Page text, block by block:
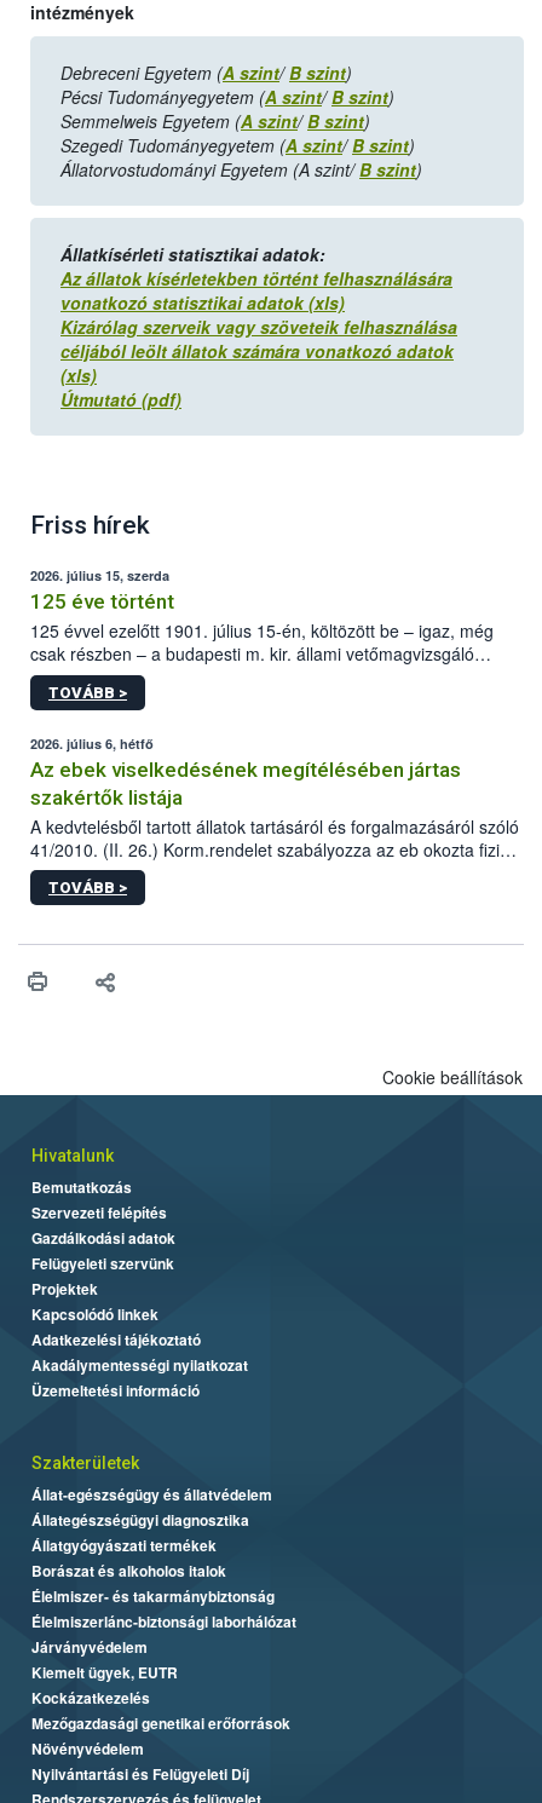
intézmények
Debreceni Egyetem (A szint/B szint)
Pécsi Tudományegyetem (A szint/B szint)
Semmelweis Egyetem (A szint/B szint)
Szegedi Tudományegyetem (A szint/B szint)
Állatorvostudományi Egyetem (A szint/B szint)
Állatkísérleti statisztikai adatok:
Az állatok kísérletekben történt felhasználására
vonatkozó statisztikai adatok (xls)
Kizárólag szerveik vagy szöveteik felhasználása
céljábólleölt állatokszámára vonatkozó adatok
(xls)
Útmutató (pdf)
Friss hírek
2026. július 15, szerda
125 éve történt
125 évvel ezelőtt 1901. július 15-én, költözött be – igaz, még
csak részben – a budapesti m. kir. állami vetőmagvizsgáló
állomás a Kis Rókus utca 15. szám alatti, Czigler Győző által
tervezett új épületébe.
TOVÁBB >
2026. július 6, hétfő
Az ebek viselkedésének megítélésében jártas
szakértők listája
A kedvtelésből tartott állatok tartásáról és forgalmazásáról szóló
41/2010. (II. 26.) Korm.rendelet szabályozza az eb okozta fizikai
sérülés, illetve ennek veszélye keletkezésekor felmerülő
hatósági feladatokat, valamint a veszélyes eb tartását és annak
vonni az ebek viselkedésének megítélésében jártas szakértőt.
TOVÁBB >
Cookie beállítások
Hivatalunk
Bemutatkozás
Szervezeti felépítés
Gazdálkodási adatok
Felügyeleti szervünk
Projektek
Kapcsolódó linkek
Adatkezelési tájékoztató
Akadálymentességi nyilatkozat
Üzemeltetési információ
Szakterületek
Állat-egészségügy és állatvédelem
Állategészségügyi diagnosztika
Állatgyógyászati termékek
Borászat és alkoholos italok
Élelmiszer- és takarmánybiztonság
Élelmiszerlánc-biztonsági laborhálózat
Járványvédelem
Kiemelt ügyek, EUTR
Kockázatkezelés
Mezőgazdasági genetikai erőforrások
Növényvédelem
Nyilvántartási és Felügyeleti Díj